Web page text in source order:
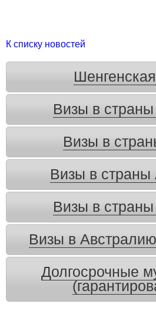
К списку новостей
Визы в
Визы в
Визы в страны
Визы в
Визы в
Долгосрочные